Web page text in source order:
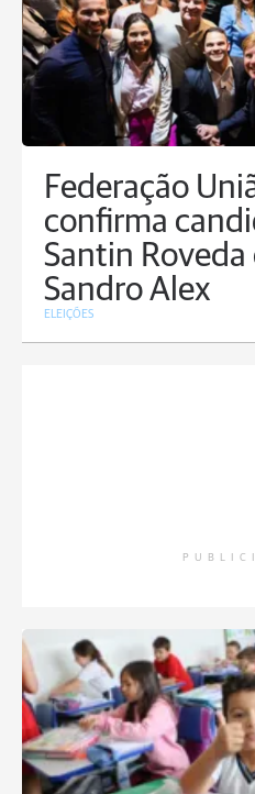
Federação
confirma
Santin Roveda
Sandro Alex
ELEIÇÕES